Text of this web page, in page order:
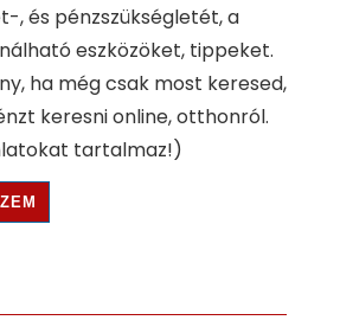
, és pénzszükségletét, a
eszközöket, tippeket.
ha még csak most keresed,
keresni online, otthonról.
tartalmaz!)